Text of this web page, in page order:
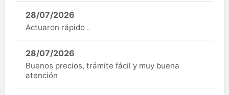
28/07/2026
Actuaron rápido .
28/07/2026
Buenos precios, trámite fácil y muy buena
atención